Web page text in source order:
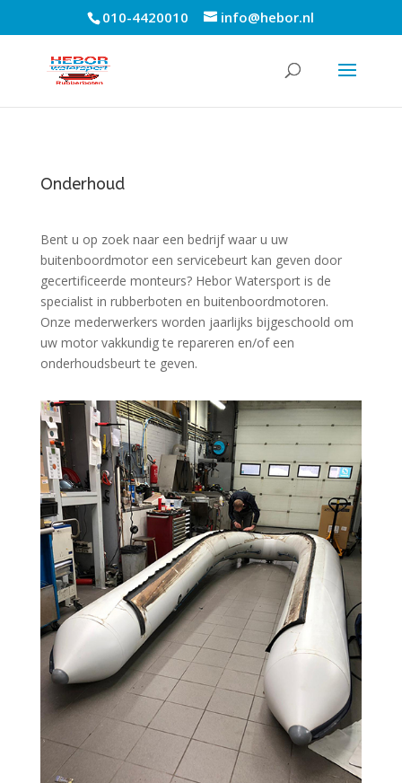
010-4420010 info@hebor.nl
Onderhoud
Bent u op zoek naar een bedrijf waar u uw
buitenboordmotor een servicebeurt kan geven door
gecertificeerde monteurs? Hebor Watersport is de
specialist in rubberboten en buitenboordmotoren.
Onze mederwerkers worden jaarlijks bijgeschoold om
uw motor vakkundig te repareren en/of een
onderhoudsbeurt te geven.